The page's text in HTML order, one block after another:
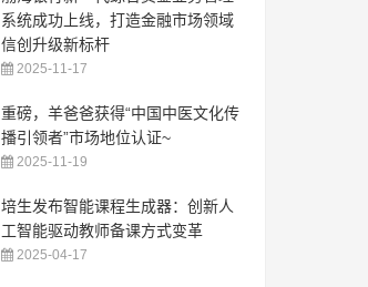
系统成功上线，打造金融市场领域
信创升级新标杆
2025-11-17
重磅，羊爸爸获得“中国中医文化传
播引领者”市场地位认证~
2025-11-19
培生发布智能课程生成器：创新人
工智能驱动教师备课方式变革
2025-04-17